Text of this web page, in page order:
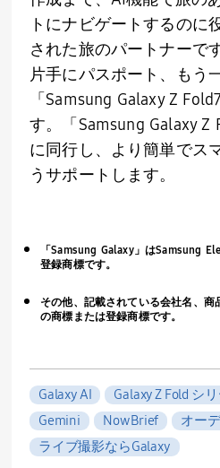
トにナビゲートするのに
された旅のパートナーです
片手にパスポート、もう
「 Samsung Galaxy Z Fold7
す。「 Samsung Galaxy Z
に同行し、より簡単でス
うサポートします。
「Samsung Galaxy」はSamsung
登録商標です。
その他、記載されている会社名、
の商標または登録商標です。
Galaxy AI Galaxy Z Fold シ
Gemini
Now Brief
オー
ライブ撮影ならGalaxy